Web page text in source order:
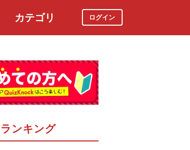
カテゴリ ログイン
ランキング